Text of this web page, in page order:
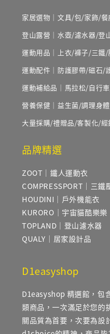
家居選物｜文具/包/家飾/餐
登山露營｜水壺/濾水器/登
運動用品｜上衣/褲子/三鐵/
運動配件｜防護膠帶/磁石/
運動補給品｜馬拉松/自行
營養保健｜益生菌/調理身
大量採購/禮贈品/客製化/經
品牌精選
ZOOT｜鐵人運動衣
COMPRESSPORT｜三鐵
HOUDINI｜戶外機能衣
KURORO｜宇宙貓酷樂樂
TOPLAND｜登山濾水器
QUALY｜居家設計品
D1easyshop
D1easyshop 精選館，包
類商品，一次滿足於您的
關品質為首要，次要為設